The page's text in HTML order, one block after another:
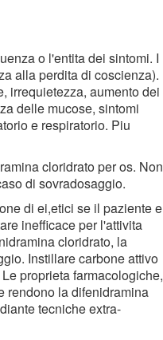
o l'entita dei sintomi. I
alla perdita di coscienza).
irrequietezza, aumento dei
delle mucose, sintomi
e respiratorio. Piu
cloridrato per os. Non
di sovradosaggio.
di ei,etici se il paziente e
inefficace per l'attivita
cloridrato, la
Instillare carbone attivo
proprieta farmacologiche,
rendono la difenidramina
tecniche extra-